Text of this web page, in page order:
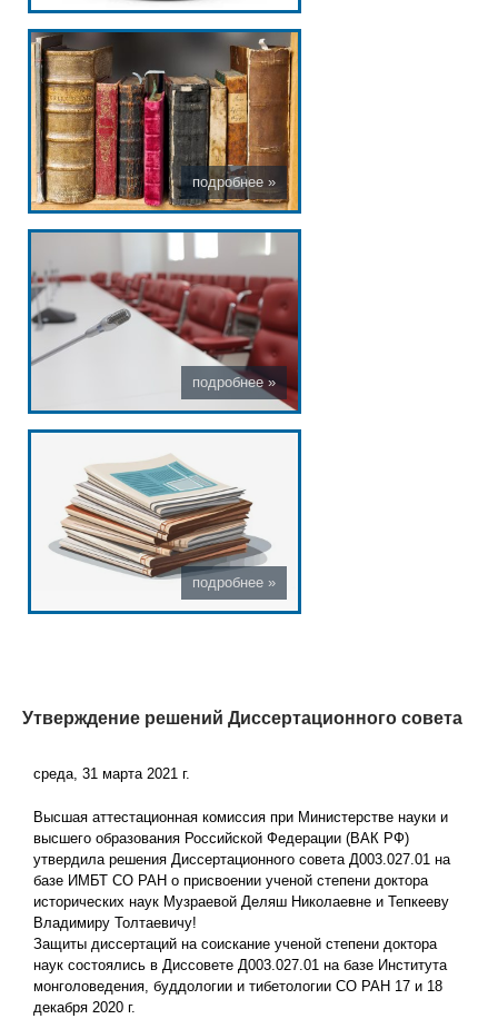
Утверждение решений Диссертационного совета
среда, 31 марта 2021 г.
Высшая аттестационная комиссия при Министерстве науки и
высшего образования Российской Федерации (ВАК РФ)
утвердила решения Диссертационного совета Д003.027.01 на
базе ИМБТ СО РАН о присвоении ученой степени доктора
исторических наук Музраевой Деляш Николаевне и Тепкееву
Владимиру Толтаевичу!
Защиты диссертаций на соискание ученой степени доктора
наук состоялись в Диссовете Д003.027.01 на базе Института
монголоведения, буддологии и тибетологии СО РАН 17 и 18
декабря 2020 г.